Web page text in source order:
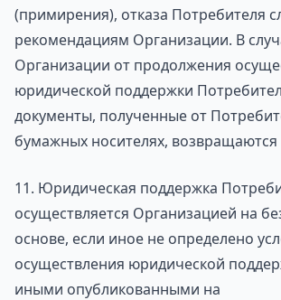
(примирения), отказа Потребителя
рекомендациям Организации. В
Организации от продолжения
юридической поддержки
документы, полученные от
бумажных носителях,
11. Юридическая поддержка
осуществляется Организацией на
основе, если иное не определено
осуществления юридической
иными опубликованными на